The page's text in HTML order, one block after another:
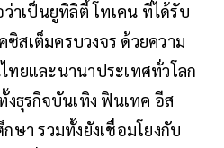
าเป็นยูทิลิตี้ โทเคน ที่ได้รับ
สเต็มครบวงจร ด้วยความ
ทยและนานาประเทศทั่วโลก
งธุรกิจบันเทิง ฟินเทค อีส
ษา รวมทั้งยังเชื่อมโยงกับ